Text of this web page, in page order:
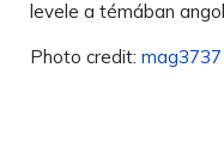
levele a témában
Photo credit: mag3737